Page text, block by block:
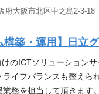
な課題を把握し、その
開発の一連の流れを多
持ちの方 【こんな方に
アピールポイント 【
た幅広いＩＣＴソリュ
府大阪市北区中之島2-3-18
構築・運用】日立
のICTソリューション
イフバランスも整え
務を担当して頂きま